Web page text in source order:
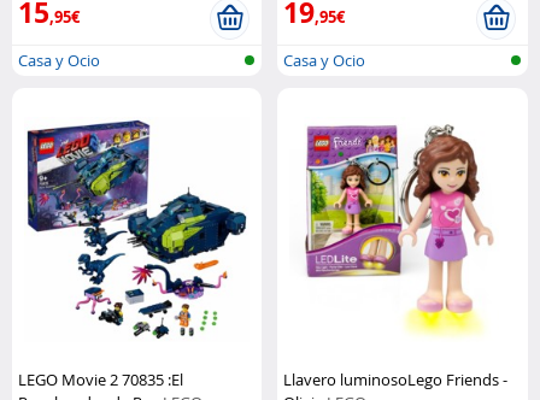
15,95€
Casa y Ocio
19,95€
Casa y Ocio
LEGO Movie 2 70835 :El
Llavero luminosoLego Friends -